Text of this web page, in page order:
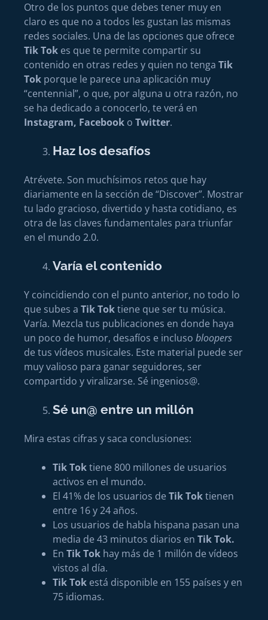
Otro de los puntos que debes tener muy en
claro es que no a todos les gustan las mismas
redes sociales. Una de las opciones que ofrece
Tik Tok es que te permite compartir su
contenido en otras redes y quien no tenga Tik
Tok porque le parece una aplicación muy
“centennial”, o que, por alguna u otra razón, no
se ha dedicado a conocerlo, te verá en
Instagram, Facebook o Twitter.
Haz los desafíos
Atrévete. Son muchísimos retos que hay
diariamente en la sección de “Discover”. Mostrar
tu lado gracioso, divertido y hasta cotidiano, es
otra de las claves fundamentales para triunfar
en el mundo 2.0.
Varía el contenido
Y coincidiendo con el punto anterior, no todo lo
que subes a Tik Toktiene que ser tu música.
Varía. Mezcla tus publicaciones en donde haya
un poco de humor, desafíos e incluso bloopers
de tus vídeos musicales. Este material puede ser
muy valioso para ganar seguidores, ser
compartido y viralizarse. Sé ingenios@.
Sé un@ entre un millón
Mira estas cifras y saca conclusiones:
Tik Toktiene 800 millones de usuarios
activos en el mundo.
El 41% de los usuarios de Tik Toktienen
entre 16 y 24 años.
Los usuarios de habla hispana pasan una
media de 43 minutos diarios en Tik Tok.
En Tik Tok hay más de 1 millón de vídeos
vistos al día.
Tik Tok está disponible en 155 países y en
75 idiomas.